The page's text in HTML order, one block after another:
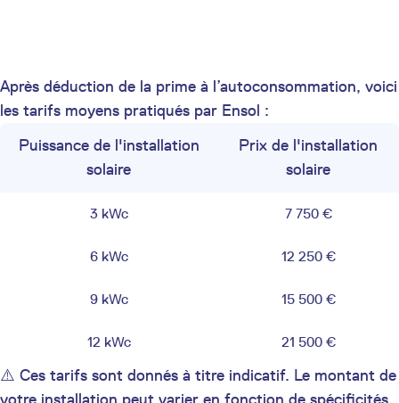
Après déduction de la prime à l’autoconsommation, voici
les tarifs moyens pratiqués par Ensol :
Puissance de l'installation
solaire
Prix de l'installation
solaire
3 kWc 7 750 €
6 kWc 12 250 €
9 kWc 15 500 €
12 kWc 21 500 €
⚠️ Ces tarifs sont donnés à titre indicatif. Le montant de